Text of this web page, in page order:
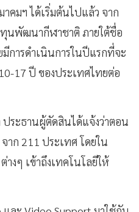
คมฯ​ ได้เริ่มต้นไปแล้ว จาก
นพัฒนากีฬา​ชาติ​ ภายใต้ชื่อ
มีการดำเนินการในปีแรกที่จะ
17 ปี ของประเทศไทยต่อ
ระธานผู้ตัดสินได้แจ้งว่าตอน
าก 211 ประเทศ โดยใน
งๆ​ เข้าถึงเทคโนโลยีให้